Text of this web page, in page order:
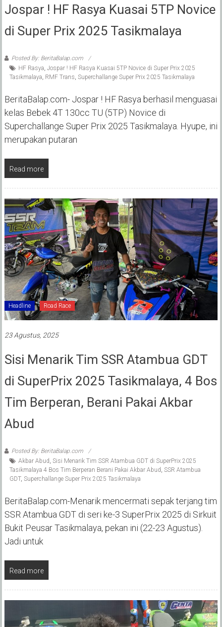
Jospar ! HF Rasya Kuasai 5TP Novice
di Super Prix 2025 Tasikmalaya
Posted By: BeritaBalap.com
HF Rasya Jospar ! HF Rasya Kuasai 5TP Novice di Super Prix 2025
Tasikmalaya RMF Trans Superchallange Super Prix 2025 Tasikmalaya
BeritaBalap.com- Jospar ! HF Rasya berhasil menguasai
kelas Bebek 4T 130cc TU (5TP) Novice di
Superchallange Super Prix 2025 Tasikmalaya. Hyupe, ini
merupakan putaran
Read more
Headline Road Race
23 Agustus, 2025
Sisi Menarik Tim SSR Atambua GDT
di SuperPrix 2025 Tasikmalaya, ‎4 Bos
Tim Berperan, Berani Pakai Akbar
Abud
Posted By: BeritaBalap.com
Akbar Abud, Sisi Menarik Tim SSR Atambua GDT di SuperPrix 2025
Tasikmalaya ‎4 Bos Tim Berperan Berani Pakai Akbar Abud, SSR Atambua
GDT, Superchallange Super Prix 2025 Tasikmalaya
BeritaBalap.com-Menarik mencermati sepak terjang tim
SSR Atambua GDT di seri ke-3 SuperPrix 2025 di Sirkuit
Bukit Peusar Tasikmalaya, pekan ini (22-23 Agustus).
‎Jadi untuk
Read more